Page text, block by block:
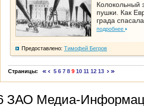
Колокольный
пушки. Как
града
подробнее
Предоставлено: Тимофей Бегров
Страницы: 5 6 7 8 9 10 11 12 13
ЗАО Медиа-